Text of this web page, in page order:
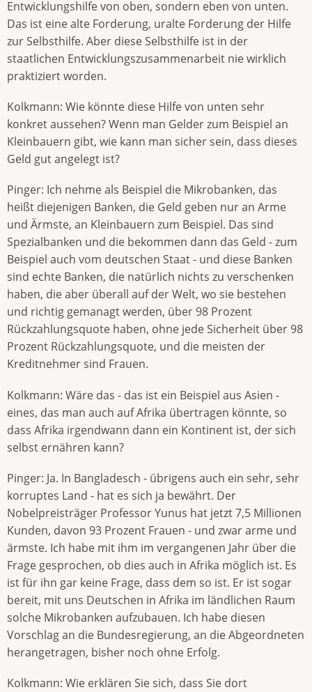
Entwicklungshilfe von oben, sondern eben von unten.
Das ist eine alte Forderung, uralte Forderung der Hilfe
zur Selbsthilfe. Aber diese Selbsthilfe ist in der
staatlichen Entwicklungszusammenarbeit nie wirklich
praktiziert worden.
Kolkmann: Wie könnte diese Hilfe von unten sehr
konkret aussehen? Wenn man Gelder zum Beispiel an
Kleinbauern gibt, wie kann man sicher sein, dass dieses
Geld gut angelegt ist?
Pinger: Ich nehme als Beispiel die Mikrobanken, das
heißt diejenigen Banken, die Geld geben nur an Arme
und Ärmste, an Kleinbauern zum Beispiel. Das sind
Spezialbanken und die bekommen dann das Geld - zum
Beispiel auch vom deutschen Staat - und diese Banken
sind echte Banken, die natürlich nichts zu verschenken
haben, die aber überall auf der Welt, wo sie bestehen
und richtig gemanagt werden, über 98 Prozent
Rückzahlungsquote haben, ohne jede Sicherheit über 98
Prozent Rückzahlungsquote, und die meisten der
Kreditnehmer sind Frauen.
Kolkmann: Wäre das - das ist ein Beispiel aus Asien -
eines, das man auch auf Afrika übertragen könnte, so
dass Afrika irgendwann dann ein Kontinent ist, der sich
selbst ernähren kann?
Pinger: Ja. In Bangladesch - übrigens auch ein sehr, sehr
korruptes Land - hat es sich ja bewährt. Der
Nobelpreisträger Professor Yunus hat jetzt 7,5 Millionen
Kunden, davon 93 Prozent Frauen - und zwar arme und
ärmste. Ich habe mit ihm im vergangenen Jahr über die
Frage gesprochen, ob dies auch in Afrika möglich ist. Es
ist für ihn gar keine Frage, dass dem so ist. Er ist sogar
bereit, mit uns Deutschen in Afrika im ländlichen Raum
solche Mikrobanken aufzubauen. Ich habe diesen
Vorschlag an die Bundesregierung, an die Abgeordneten
herangetragen, bisher noch ohne Erfolg.
Kolkmann: Wie erklären Sie sich, dass Sie dort